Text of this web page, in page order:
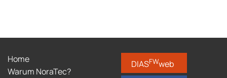
Home
Warum NoraTec?
DIASFWweb